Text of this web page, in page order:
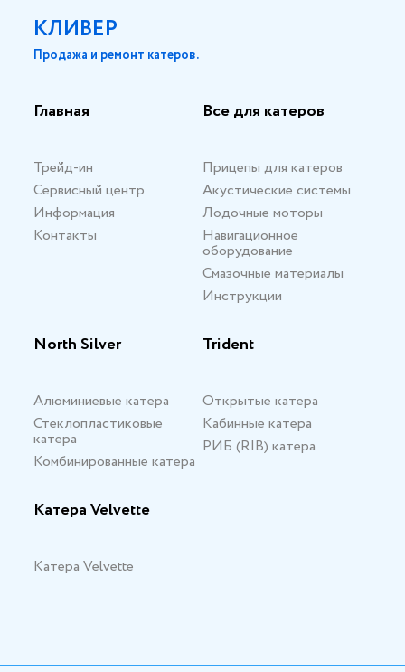
КЛИВЕР
Продажа и ремонт катеров.
Главная
Трейд-ин
Сервисный центр
Информация
Контакты
Все для катеров
Прицепы для катеров
Акустические системы
Лодочные моторы
Навигационное
оборудование
Смазочные материалы
Инструкции
North Silver
Алюминиевые катера
Стеклопластиковые
катера
Комбинированные катера
Trident
Открытые катера
Кабинные катера
РИБ (RIB) катера
Катера Velvette
Катера Velvette